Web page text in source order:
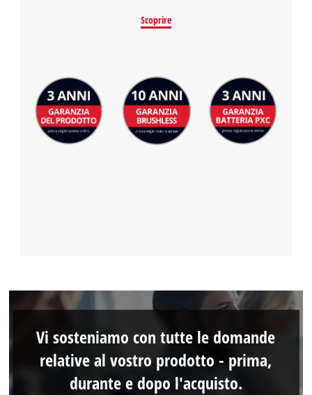
Scoprire
Vi sosteniamo con tutte le domande
relative al vostro prodotto - prima,
durante e dopo l'acquisto.